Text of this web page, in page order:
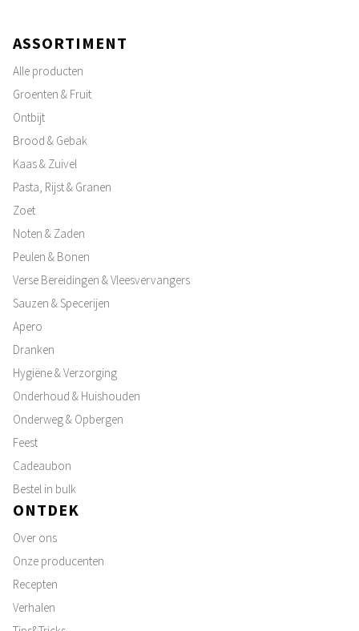
ASSORTIMENT
Alle producten
Groenten & Fruit
Ontbijt
Brood & Gebak
Kaas & Zuivel
Pasta, Rijst & Granen
Zoet
Noten & Zaden
Peulen & Bonen
Verse Bereidingen & Vleesvervangers
Sauzen & Specerijen
Apero
Dranken
Hygiëne & Verzorging
Onderhoud & Huishouden
Onderweg & Opbergen
Feest
Cadeaubon
Bestel in bulk
ONTDEK
Over ons
Onze producenten
Recepten
Verhalen